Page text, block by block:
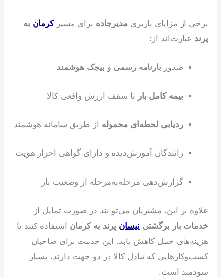
برخی از مزایای باربریمدیرجاده برای مسیرکرمان به
پرند عبارت‌اند از:
صدور بارنامه رسمی و بیجک هوشمند
بیمه کامل بار تا سقف ارزش واقعی کالا
ردیابی لحظه‌ای محموله از طریق سامانه هوشمند
رانندگان آموزش‌دیده و دارای گواهی احراز هویت
گزارش‌دهی مرحله‌به‌مرحله از وضعیت بار
علاوه بر این، مشتریان می‌توانند در صورت تمایل از
خدمات بار برگشتی نیسان پرند به کرمان استفاده کنند تا
هزینه‌های حمل کاهش یابد. این خدمت برای صاحبان
کسب‌وکارهایی که تبادل کالا در دو جهت دارند، بسیار
سودمند است.